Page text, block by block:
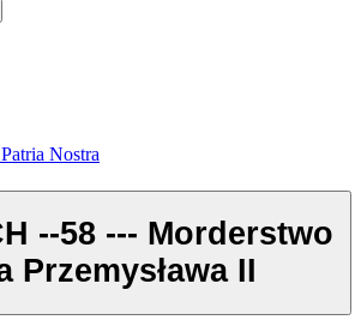
Nostra
Przemysława II